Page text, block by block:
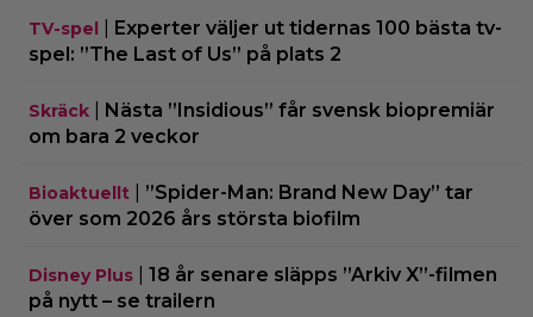
TV-spel
Experter väljer ut tidernas 100 bästa tv-
spel: ”The Last of Us” på plats 2
Skräck
Nästa ”Insidious” får svensk biopremiär
om bara 2 veckor
Bioaktuellt
”Spider-Man: Brand New Day” tar
över som 2026 års största biofilm
Disney Plus
18 år senare släpps ”Arkiv X”-filmen
på nytt – se trailern